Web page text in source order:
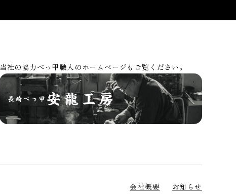
当社の協力べっ甲職人のホームページもご覧ください。
会社概要 お知らせ